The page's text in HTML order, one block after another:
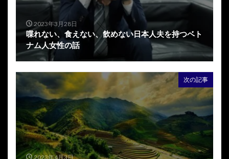
2023年3月28日
喋れない、食えない、飲めない日本人夫を持つベト
ナム人女性の話
次の記事
2023年4月3日